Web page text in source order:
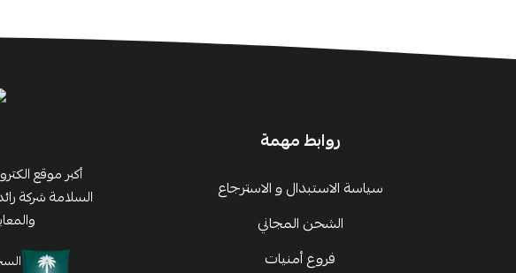
روابط مهمة
سياسة الاستبدال و الاسترجاع
الشحن المجاني
فروع أمنيات
أكبر موقع
السلامة شركة